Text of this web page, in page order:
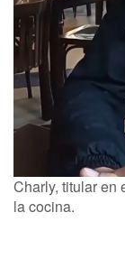
Charly, titular en
la cocina.